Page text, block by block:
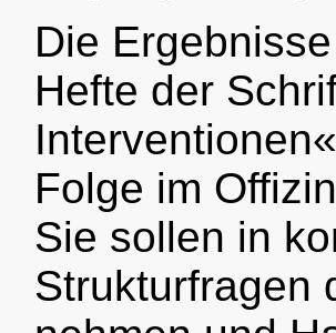
Die
Hefte der
Folge im
Sie sollen in
Strukturfragen